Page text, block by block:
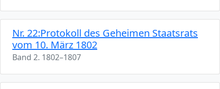
Nr. 22:Protokoll des Geheimen Staatsrats
vom 10. März 1802
Band 2. 1802–1807